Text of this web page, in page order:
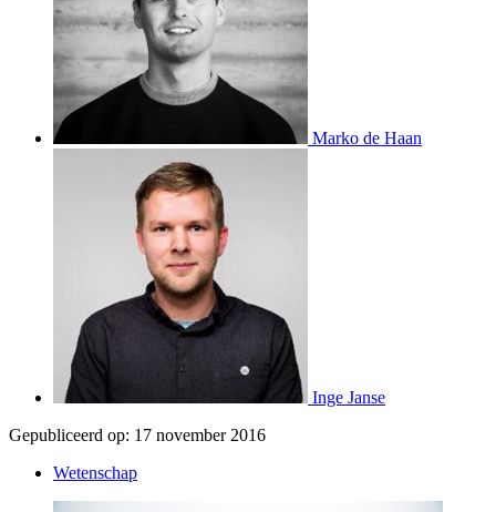
Marko de Haan
Inge Janse
Gepubliceerd op: 17 november 2016
Wetenschap